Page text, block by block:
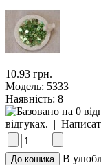
10.93 грн.
Модель: 5333
Наявність: 8
відгуках. |
В